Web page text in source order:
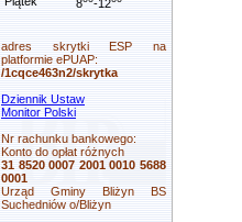
adres skrytki ESP na
platformie ePUAP:
/1cqce463n2/skrytka
Dziennik Ustaw
Monitor Polski
Nr rachunku bankowego:
Konto do opłat różnych
31 8520 0007 2001 0010 5688
0001
Urząd Gminy Bliżyn BS
Suchedniów o/Bliżyn